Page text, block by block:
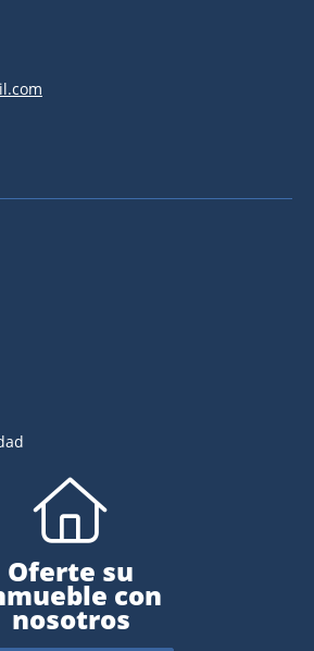
Oferte su
con
nosotros